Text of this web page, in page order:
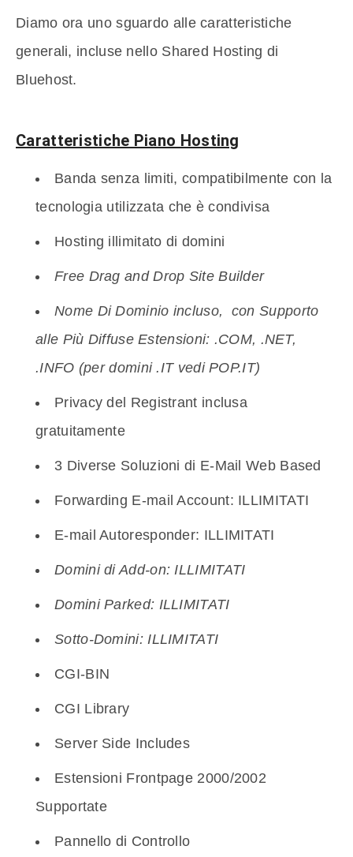
Diamo ora uno sguardo alle caratteristiche
generali, incluse nello Shared Hosting di
Bluehost.
Caratteristiche Piano Hosting
Banda senza limiti, compatibilmente con la
tecnologia utilizzata che è condivisa
Hosting illimitato di domini
Free Drag and Drop Site Builder
Nome Di Dominio incluso, con Supporto
alle Più Diffuse Estensioni: .COM, .NET,
.INFO (per domini .IT vedi POP.IT)
Privacy del Registrant inclusa
gratuitamente
3 Diverse Soluzioni di E-Mail Web Based
Forwarding E-mail Account: ILLIMITATI
E-mail Autoresponder: ILLIMITATI
Domini di Add-on: ILLIMITATI
Domini Parked: ILLIMITATI
Sotto-Domini: ILLIMITATI
CGI-BIN
CGI Library
Server Side Includes
Estensioni Frontpage 2000/2002
Supportate
Pannello di Controllo